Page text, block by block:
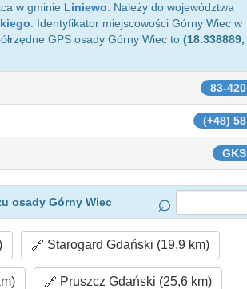
w gminie Liniewo . Należy do województwa
. Identyfikator miejscowości Górny Wiec w
GPS osady Górny Wiec to (18.338889,
83-420
(+48) 58
GKS
osady Górny Wiec
Starogard Gdański (19,9 km)
Pruszcz Gdański (25,6 km)